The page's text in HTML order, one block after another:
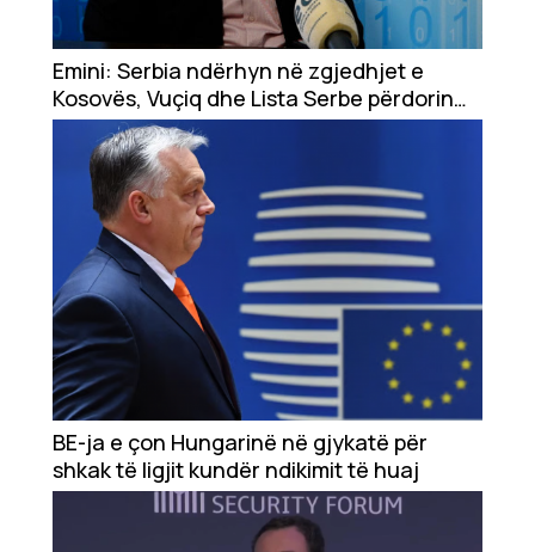
Emini: Serbia ndërhyn në zgjedhjet e
Kosovës, Vuçiq dhe Lista Serbe përdorin
punësimet dhe ndihma për të ndikuar në
vota
BE-ja e çon Hungarinë në gjykatë për
shkak të ligjit kundër ndikimit të huaj